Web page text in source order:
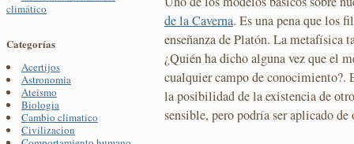
climático
Categorías
Acertijos
Astronomia
Ateismo
Biologia
Cambio climatico
Civilizacion
de la Caverna. Es una pena que los
enseñanza de Platón. La metafísica
¿Quién ha dicho alguna vez que el
cualquier campo de conocimiento?.
la posibilidad de la existencia de
sensible, pero podría ser aplicado de